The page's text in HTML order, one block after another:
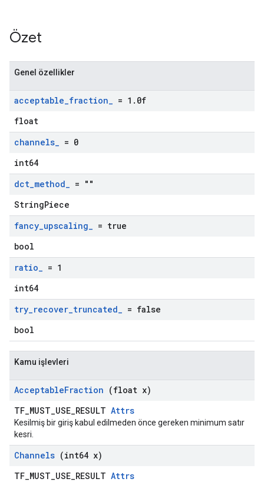
Özet
Genel özellikler
acceptable_fraction_ = 1 . 0f
float
channels_ = 0
int64
dct_method_ = ""
StringPiece
fancy_upscaling_ = true
bool
ratio_ = 1
int64
try_recover_truncated_ = false
bool
Kamu işlevleri
AcceptableFraction (float x)
TF_MUST_USE_RESULT Attrs
Kesilmiş bir giriş kabul edilmeden önce gereken minimum satır
kesri.
Channels (int64 x)
TF_MUST_USE_RESULT Attrs